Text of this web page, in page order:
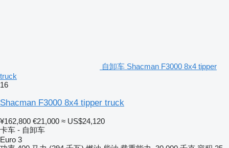
自卸车 Shacman F3000 8x4 tipper
truck
16
Shacman F3000 8x4 tipper truck
¥162,800 €21,000 ≈ US$24,120
卡车 - 自卸车
Euro 3